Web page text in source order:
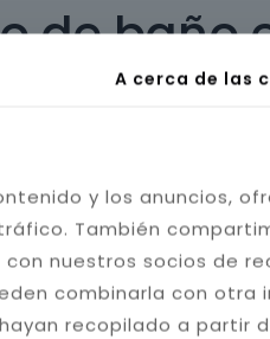
de baño
porcelánico
y hongos,
A cerca de las
y los anuncios,
También
nuestros socios de
combinarla con otra
recopilado a partir